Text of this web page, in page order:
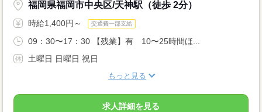
福岡県福岡市中央区/天神駅（徒歩 2分）
時給1,400円～ 交通費一部支給
09：30〜17：30 【残業】有 10〜25時間ほ...
土曜日 日曜日 祝日
もっと見る
求人詳細を見る